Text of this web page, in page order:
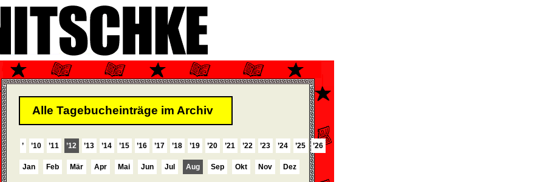
Alle Tagebucheinträge im Archiv
’ ’10 ’11 ’12 ’13 ’14 ’15 ’16 ’17 ’18 ’19 ’20 ’21 ’22 ’23 ’24 ’25 ’26
Jan Feb Mär Apr Mai Jun Jul Aug Sep Okt Nov Dez